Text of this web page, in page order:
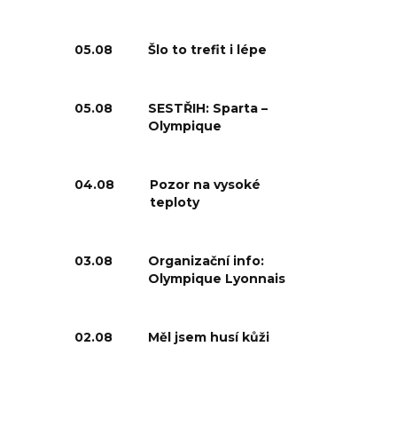
05.08 Šlo to trefit i lépe
05.08
SESTŘIH: Sparta –
Olympique
04.08
Pozor na vysoké
teploty
03.08
Organizační info:
Olympique Lyonnais
02.08 Měl jsem husí kůži